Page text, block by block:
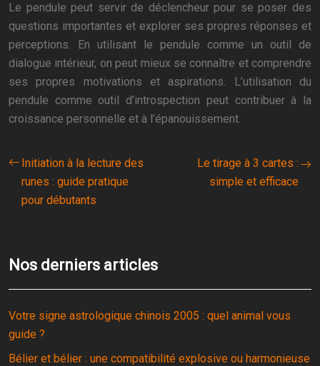
Le pendule peut servir de déclencheur pour se poser des
questions importantes et explorer ses propres réponses et
perceptions. En utilisant le pendule comme un outil de
dialogue intérieur, on peut mieux se connaître et comprendre
ses propres motivations et aspirations. L’utilisation du
pendule comme outil d’introspection peut contribuer à la
croissance personnelle et à l’épanouissement.
Initiation à la lecture des
runes : guide pratique
pour débutants
Le tirage à 3 cartes :
simple et efficace
Nos derniers articles
Votre signe astrologique chinois 2005 : quel animal vous
guide ?
Bélier et bélier : une compatibilité explosive ou harmonieuse